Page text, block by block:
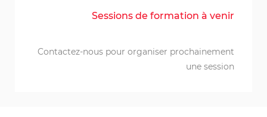
Sessions de formation à venir
Contactez-nous pour organiser prochainement
une session